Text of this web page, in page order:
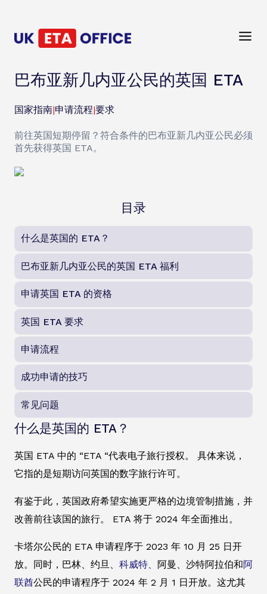
巴布亚新几内亚公民的英国 ETA
国家指南|申请流程|要求
前往英国短期停留？符合条件的巴布亚新几内亚公民必须
首先获得英国 ETA。
目录
什么是英国的 ETA？
巴布亚新几内亚公民的英国 ETA 福利
申请英国 ETA 的资格
英国 ETA 要求
申请流程
成功申请的技巧
常见问题
什么是英国的 ETA？
英国 ETA 中的 “ETA “代表电子旅行授权。 具体来说，
它指的是短期访问英国的数字旅行许可。
有鉴于此，英国政府希望实施更严格的边境管制措施，并
改善前往该国的旅行。 ETA 将于 2024 年全面推出。
卡塔尔公民的 ETA 申请程序于 2023 年 10 月 25 日开
放。同时，巴林、约旦、 科威特、 阿曼、沙特阿拉伯和阿
联酋公民的申请程序于 2024 年 2 月 1 日开放。这尤其